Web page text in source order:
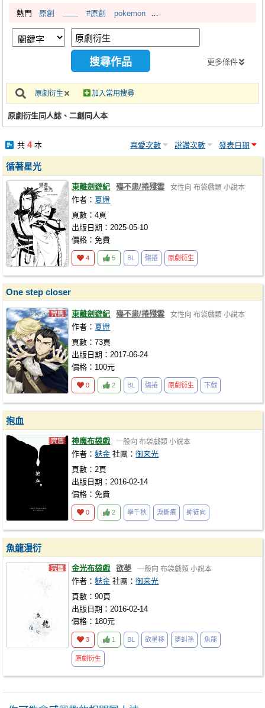
交流中心
攤位轉讓區
會員中心
註冊會員
熱門 原創 #原創 pokemon
更多條件
原劇衍生 加入常用搜尋
原劇衍生同人誌、二創同人本
共 4本 喜愛次數 說讚次數 發表日期
循著星光
東離劍遊紀 殤不患/捲殘雲 女性向 布袋戲類 小說本
作者： 夏燈
頁數：4頁
出版日期：2025-05-10
價格：免費
4 5 BL 殤捲 原劇衍生
One step closer
東離劍遊紀 殤不患/捲殘雲 女性向 布袋戲類 小說本
作者： 夏燈
頁數：73頁
出版日期：2017-06-24
價格：100元
0 2 BL 殤捲 原劇衍生 下戲
抱血
神魔布袋戲 一般向 布袋戲類 小說本
作者：麩金 社團：御来光
頁數：2頁
出版日期：2016-02-14
價格：免費
0 2 學千秋 淚斷痕 師徒向
魚龍漫衍
金光布袋戲 欲夢 一般向 布袋戲類 小說本
作者：麩金 社團：御来光
頁數：90頁
出版日期：2016-02-14
價格：180元
3 1 BL 欲星移 夢虯孫 魚龍
原劇衍生